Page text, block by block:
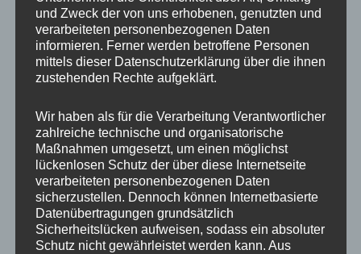
20x Radmutter LUG
NUTS OFFEN M12 x
1,25 x 45 mm
Kegelbund 60°
Schwarz
50,00€ *
Bewertet
mit
von
20x Radmutter LUG
NUTS OFFEN M12 x
1,5 x 45 mm Kegelbund
60° Grün
50,00€ *
0
von
5
und Zweck der von uns erhobenen, genutzten und
verarbeiteten personenbezogenen Daten
informieren. Ferner werden betroffene Personen
mittels dieser Datenschutzerklärung über die ihnen
zustehenden Rechte aufgeklärt.
Wir haben als für die Verarbeitung Verantwortlicher
zahlreiche technische und organisatorische
Maßnahmen umgesetzt, um einen möglichst
lückenlosen Schutz der über diese Internetseite
verarbeiteten personenbezogenen Daten
sicherzustellen. Dennoch können Internetbasierte
Datenübertragungen grundsätzlich
Sicherheitslücken aufweisen, sodass ein absoluter
Schutz nicht gewährleistet werden kann. Aus